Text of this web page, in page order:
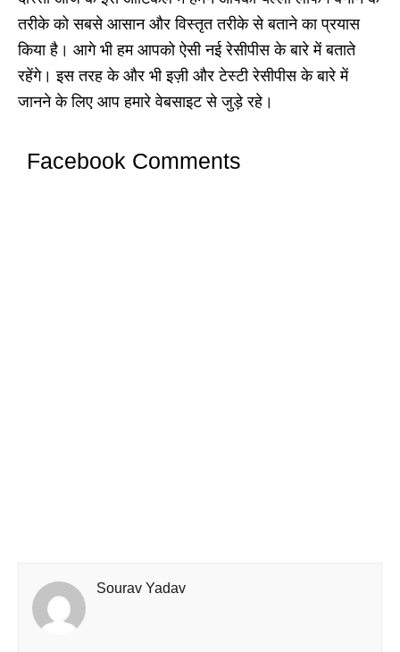
तरीके को सबसे आसान और विस्तृत तरीके से बताने का प्रयास
किया है। आगे भी हम आपको ऐसी नई रेसीपीस के बारे में बताते
रहेंगे। इस तरह के और भी इज़ी और टेस्टी रेसीपीस के बारे में
जानने के लिए आप हमारे वेबसाइट से जुड़े रहे।
Facebook Comments
Sourav Yadav